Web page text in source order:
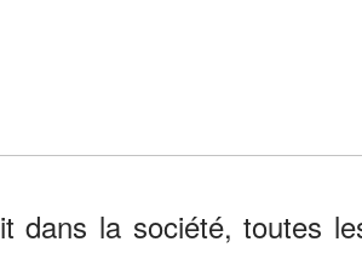
dans la société, toutes